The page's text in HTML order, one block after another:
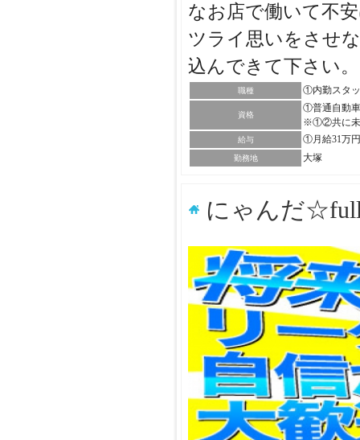
なお店で働いて不
ツライ思いをさせ
込んできて下さい
職種 ①内勤スタ
資格
①普通自動
※①②共に未
給与 ①月給31万
勤務地 大塚
にゃんだ